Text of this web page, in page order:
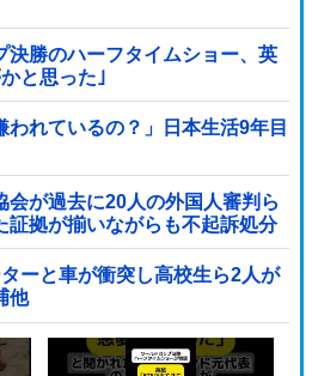
決勝のハーフタイムショー、英
と思った｣
われているの？」日本生活9年目
会が過去に20人の外国人審判ら
証拠が揃いながらも不起訴処分
に‥」
ーと車が衝突し高校生ら2人が
他